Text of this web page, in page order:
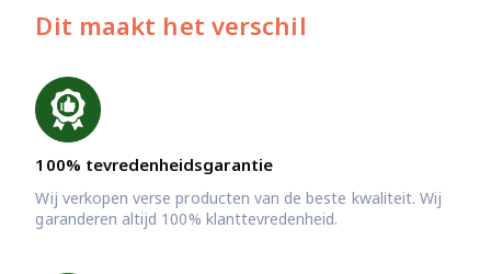
Dit maakt het verschil
100% tevredenheidsgarantie
Wij verkopen verse producten van de beste kwaliteit. Wij
garanderen altijd 100% klanttevredenheid.